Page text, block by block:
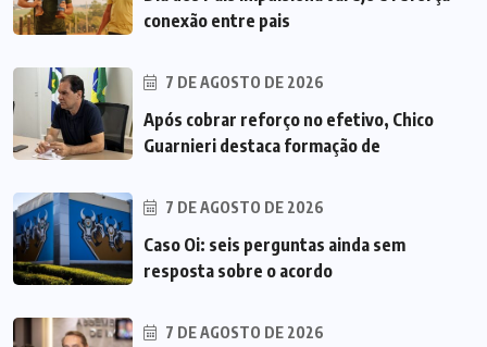
conexão entre pais
7 DE AGOSTO DE 2026
Após cobrar reforço no efetivo, Chico
Guarnieri destaca formação de
7 DE AGOSTO DE 2026
Caso Oi: seis perguntas ainda sem
resposta sobre o acordo
7 DE AGOSTO DE 2026